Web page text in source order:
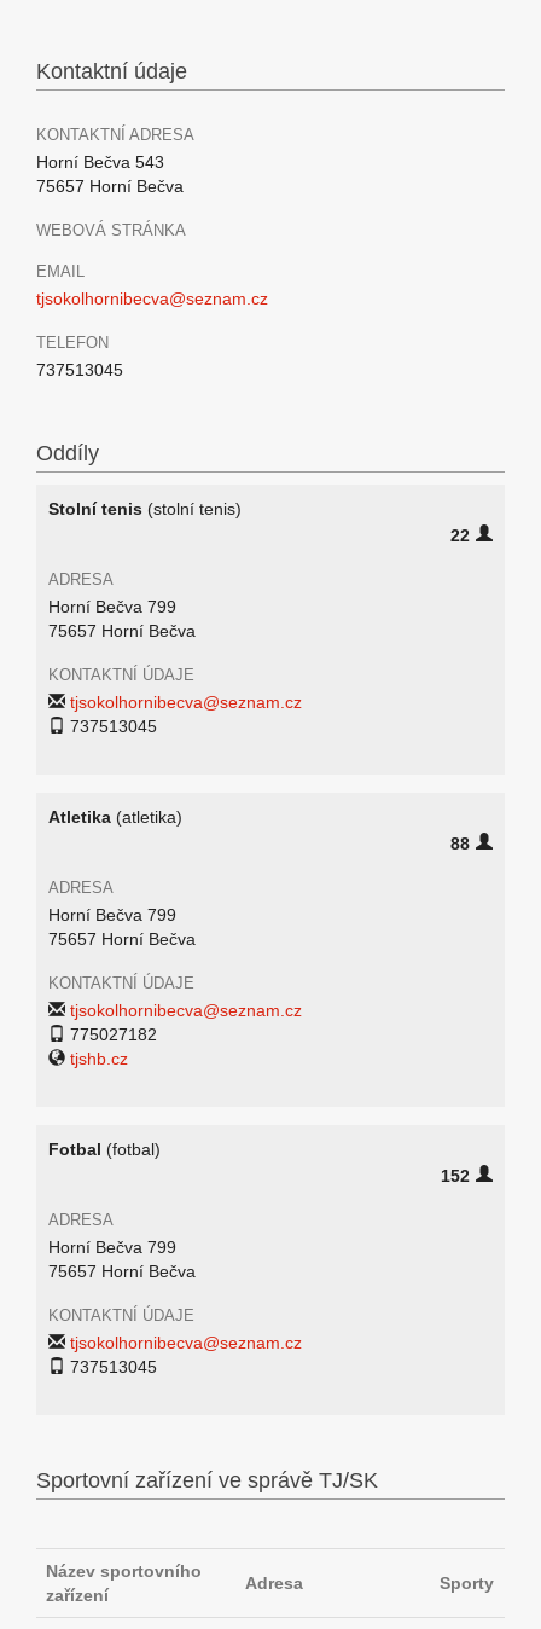
Kontaktní údaje
KONTAKTNÍ ADRESA
Horní Bečva 543
75657 Horní Bečva
WEBOVÁ STRÁNKA
EMAIL
tjsokolhornibecva@seznam.cz
TELEFON
737513045
Oddíly
Stolní tenis (stolní tenis)
22
ADRESA
Horní Bečva 799
75657 Horní Bečva
KONTAKTNÍ ÚDAJE
tjsokolhornibecva@seznam.cz
737513045
Atletika (atletika)
88
ADRESA
Horní Bečva 799
75657 Horní Bečva
KONTAKTNÍ ÚDAJE
tjsokolhornibecva@seznam.cz
775027182
tjshb.cz
Fotbal (fotbal)
152
ADRESA
Horní Bečva 799
75657 Horní Bečva
KONTAKTNÍ ÚDAJE
tjsokolhornibecva@seznam.cz
737513045
Sportovní zařízení ve správě TJ/SK
Název sportovního
zařízení
Adresa Sporty